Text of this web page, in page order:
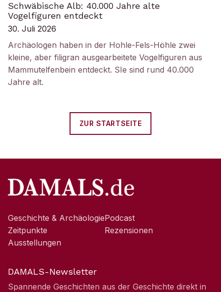
Schwäbische Alb: 40.000 Jahre alte
Vogelfiguren entdeckt
30. Juli 2026
Archäologen haben in der Hohle-Fels-Höhle zwei
kleine, aber filigran ausgearbeitete Vogelfiguren aus
Mammutelfenbein entdeckt. SIe sind rund 40.000
Jahre alt.
ZUR STARTSEITE
Geschichte & Archäologie
Zeitpunkte
Ausstellungen
Podcast
Rezensionen
DAMALS-Newsletter
Spannende Geschichten aus der Geschichte direkt in